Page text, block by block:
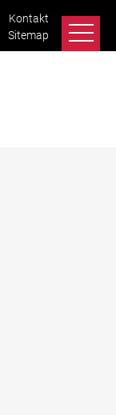
Kontakt
Sitemap